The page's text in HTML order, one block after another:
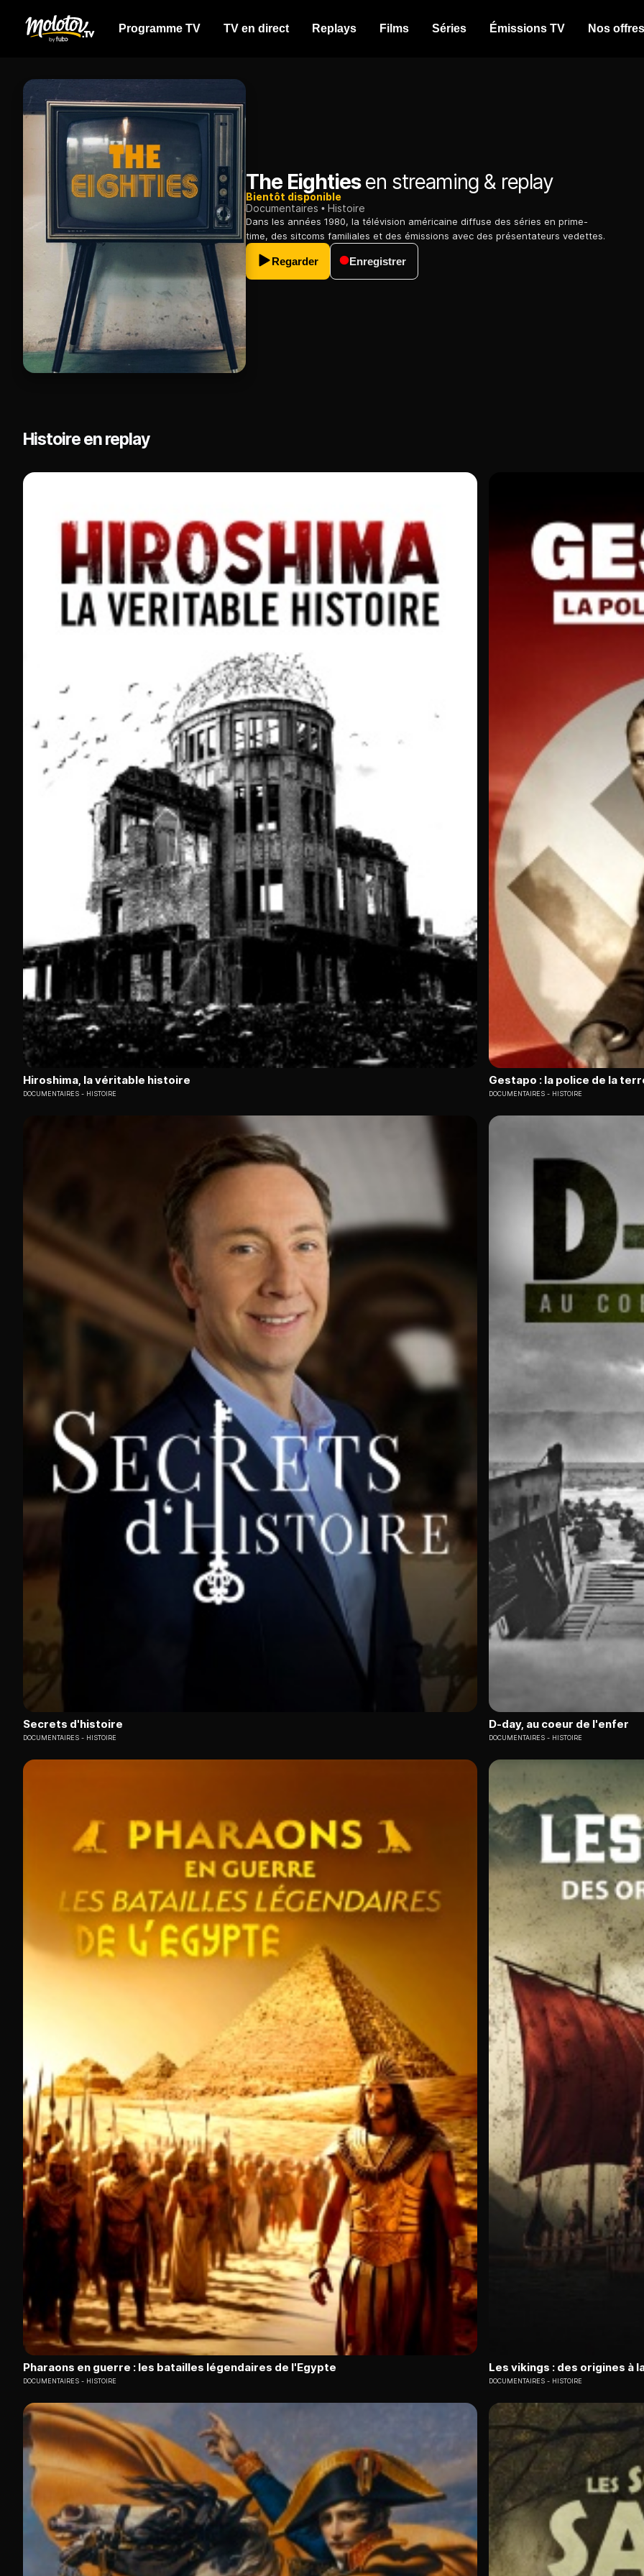
Programme TV TV en direct Replays Films Séries Émissions TV Nos offres
The Eightiesen streaming & replay
Bientôt disponible
Documentaires
Histoire
Dans les années 1980, la télévision américaine diffuse des séries en prime-
time, des sitcoms familiales et des émissions avec des présentateurs vedettes.
Regarder Enregistrer
Histoire en replay
Hiroshima, la véritable histoire
DOCUMENTAIRES HISTOIRE
Gestapo : la police de la
DOCUMENTAIRES HISTOIRE
Secrets d'histoire
DOCUMENTAIRES HISTOIRE
D-day, au coeur de l'enfer
DOCUMENTAIRES HISTOIRE
Pharaons en guerre : les batailles légendaires de l'Egypte
DOCUMENTAIRES HISTOIRE
Les vikings : des origines à
DOCUMENTAIRES HISTOIRE